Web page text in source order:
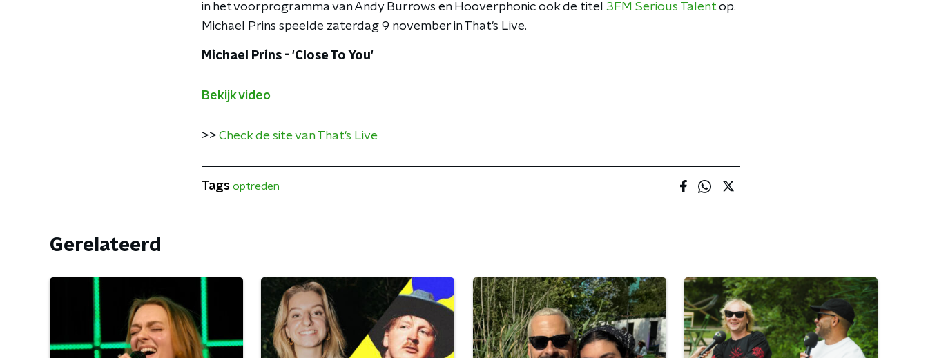
in het voorprogramma van Andy Burrows en Hooverphonic ook de titel 3FM Serious Talent op.
Michael Prins speelde zaterdag 9 november in That's Live.
Michael Prins - 'Close To You'
Bekijk video
>> Check de site van That's Live
Tags optreden
Gerelateerd